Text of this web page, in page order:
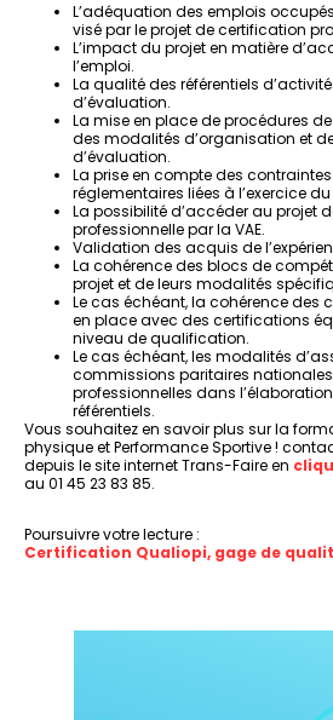
L’adéquation des emplois
visé par le projet de certification
L’impact du projet en matière
l’emploi.
La qualité des référentiels
d’évaluation.
La mise en place de procédures
des modalités d’organisation et
d’évaluation.
La prise en compte des
réglementaires liées à l’exercice
La possibilité d’accéder au projet
professionnelle par la VAE.
Validation des acquis de
La cohérence des blocs de
projet et de leurs modalités
Le cas échéant, la cohérence des
en place avec des certifications
niveau de qualification.
Le cas échéant, les modalités
commissions paritaires
professionnelles dans
référentiels.
Vous souhaitez en savoir plus sur la
physique et Performance Sportive !
depuis le site internet Trans-Faire en
au 01 45 23 83 85.
Poursuivre votre lecture :
Certification Qualiopi, gage de